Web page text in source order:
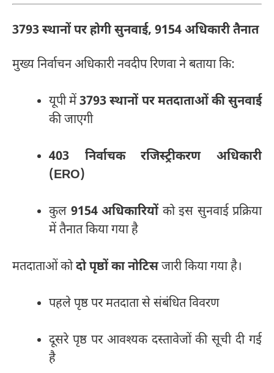
3793 स्थानों पर होगी सुनवाई, 9154 अधिकारी तैनात
मुख्य निर्वाचन अधिकारी नवदीप रिणवा ने बताया कि:
यूपी में3793 स्थानों पर मतदाताओं की सुनवाई
की जाएगी
403 निर्वाचक रजिस्ट्रीकरण अधिकारी
(ERO)
कुल 9154 अधिकारियोंको इस सुनवाई प्रक्रिया
में तैनात किया गया है
मतदाताओं कोदो पृष्ठों का नोटिसजारी किया गया है।
पहले पृष्ठ पर मतदाता से संबंधित विवरण
दूसरे पृष्ठ पर आवश्यक दस्तावेजों की सूची दी गई
है